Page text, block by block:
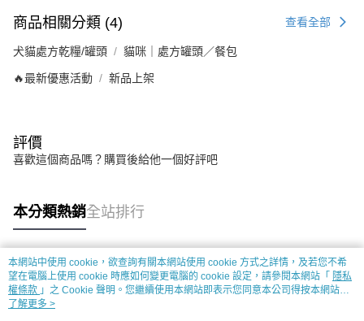
商品相關分類 (4) 查看全部
犬貓處方乾糧/罐頭 貓咪｜處方罐頭／餐包
🔥最新優惠活動 新品上架
評價
喜歡這個商品嗎？購買後給他一個好評吧
本分類熱銷全站排行
熱門標籤
本網站中使用 cookie，欲查詢有關本網站使用 cookie 方式之詳情，及若您不希
望在電腦上使用 cookie 時應如何變更電腦的 cookie 設定，請參閱本網站「 隱私
權條款 」之 Cookie 聲明。您繼續使用本網站即表示您同意本公司得按本網站使
用條款之 Cookie 聲明使用 cookie。
了解更多 >